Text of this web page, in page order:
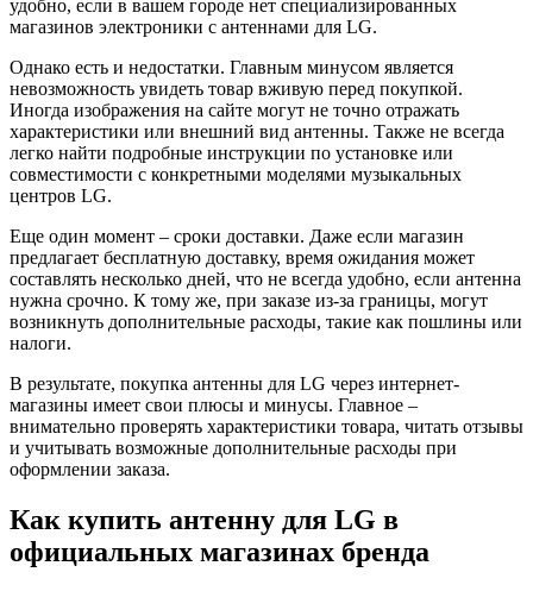
удобно, если в вашем городе нет специализированных
магазинов электроники с антеннами для LG.
Однако есть и недостатки. Главным минусом является
невозможность увидеть товар вживую перед покупкой.
Иногда изображения на сайте могут не точно отражать
характеристики или внешний вид антенны. Также не всегда
легко найти подробные инструкции по установке или
совместимости с конкретными моделями музыкальных
центров LG.
Еще один момент – сроки доставки. Даже если магазин
предлагает бесплатную доставку, время ожидания может
составлять несколько дней, что не всегда удобно, если антенна
нужна срочно. К тому же, при заказе из-за границы, могут
возникнуть дополнительные расходы, такие как пошлины или
налоги.
В результате, покупка антенны для LG через интернет-
магазины имеет свои плюсы и минусы. Главное –
внимательно проверять характеристики товара, читать отзывы
и учитывать возможные дополнительные расходы при
оформлении заказа.
Как купить антенну для LG в
официальных магазинах бренда